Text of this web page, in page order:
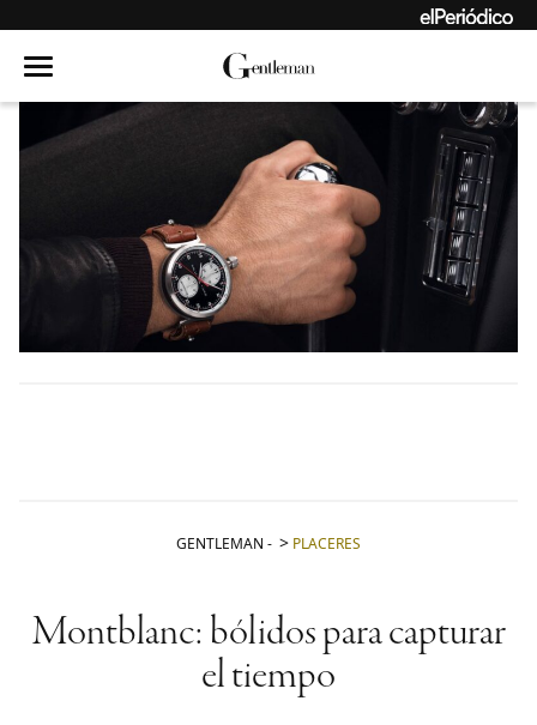
GENTLEMAN - PLACERES
Montblanc: bólidos para capturar
el tiempo